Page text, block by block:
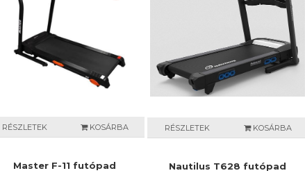
RÉSZLETEK KOSÁRBA
Master F-11 futópad
RÉSZLETEK KOSÁRBA
Nautilus T628 futópad